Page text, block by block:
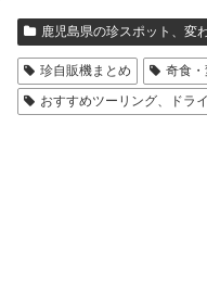
鹿児島県の珍スポット、変
珍自販機まとめ
奇食
おすすめツーリング、ドラ